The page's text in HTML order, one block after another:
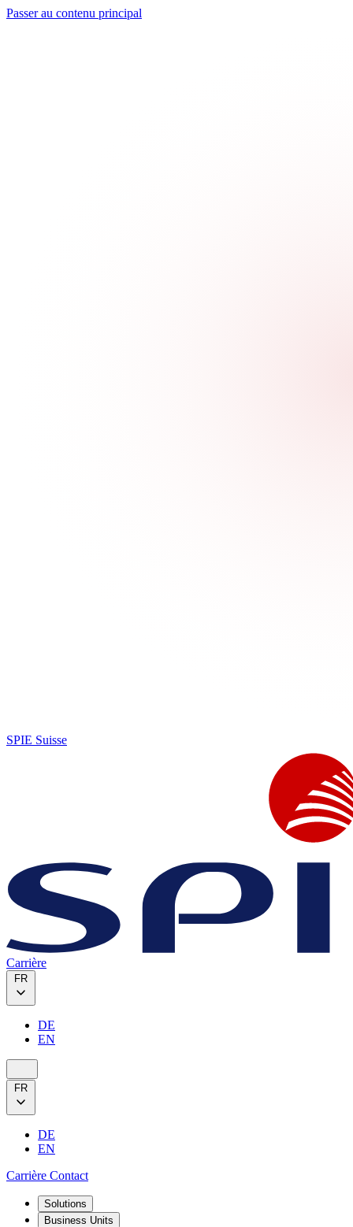
Passer au contenu principal
SPIE Suisse
Carrière
FR
DE
EN
FR
DE
EN
Carrière Contact
Solutions
Business Units